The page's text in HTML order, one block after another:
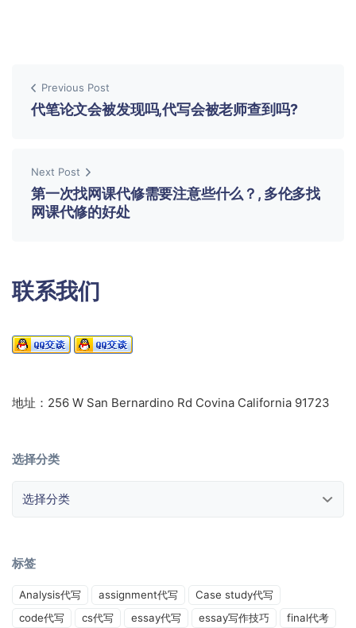
Previous Post
代笔论文会被发现吗,代写会被老师查到吗?
Next Post
第一次找网课代修需要注意些什么？, 多伦多找
网课代修的好处
联系我们
地址：256 W San Bernardino Rd Covina California 91723
选择分类
标签
Analysis代写 assignment代写
Case study代写
code代写
cs代写 essay代写 essay写作技巧
final代考